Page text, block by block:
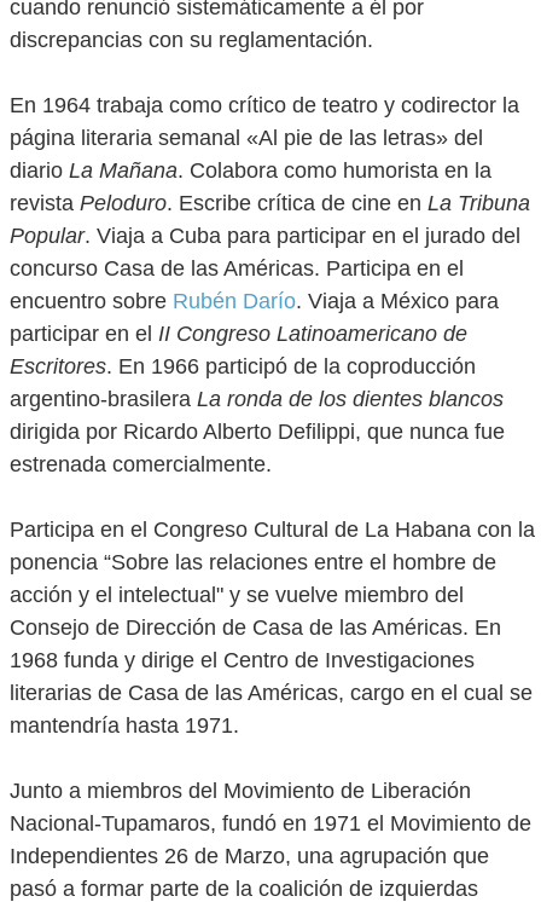
cuando renunció sistemáticamente a él por
discrepancias con su reglamentación.
En 1964 trabaja como crítico de teatro y codirector la
página literaria semanal «Al pie de las letras» del
diario La Mañana. Colabora como humorista en la
revista Peloduro. Escribe crítica de cine en La Tribuna
Popular. Viaja a Cuba para participar en el jurado del
concurso Casa de las Américas. Participa en el
encuentro sobre Rubén Darío. Viaja a México para
participar en el II Congreso Latinoamericano de
Escritores. En 1966 participó de la coproducción
argentino-brasilera La ronda de los dientes blancos
dirigida por Ricardo Alberto Defilippi, que nunca fue
estrenada comercialmente.
Participa en el Congreso Cultural de La Habana con la
ponencia “Sobre las relaciones entre el hombre de
acción y el intelectual" y se vuelve miembro del
Consejo de Dirección de Casa de las Américas. En
1968 funda y dirige el Centro de Investigaciones
literarias de Casa de las Américas, cargo en el cual se
mantendría hasta 1971.
Junto a miembros del Movimiento de Liberación
Nacional-Tupamaros, fundó en 1971 el Movimiento de
Independientes 26 de Marzo, una agrupación que
pasó a formar parte de la coalición de izquierdas